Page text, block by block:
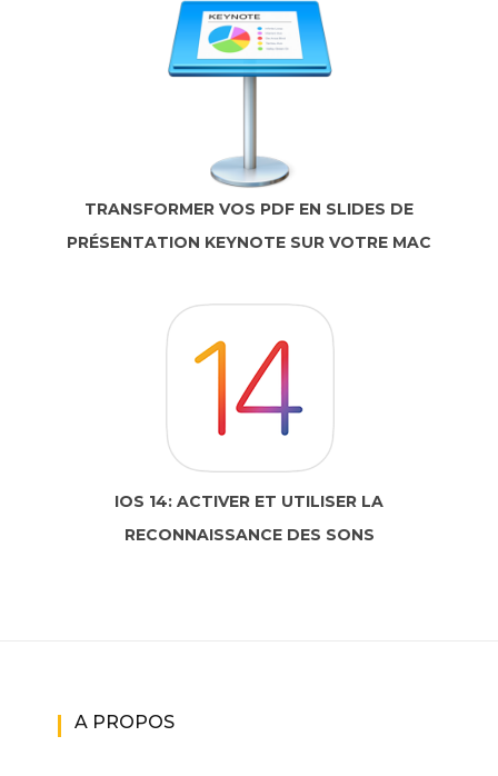
TRANSFORMER VOS PDF EN SLIDES DE
PRÉSENTATION KEYNOTE SUR VOTRE MAC
IOS 14: ACTIVER ET UTILISER LA
RECONNAISSANCE DES SONS
A PROPOS